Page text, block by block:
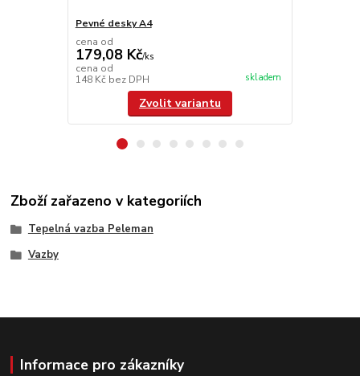
Pevné desky A4
cena od
179,08 Kč/ks
cena od
148 Kč bez DPH skladem
Zvolit variantu
Zboží zařazeno v kategoriích
Tepelná vazba Peleman
Vazby
Informace pro zákazníky